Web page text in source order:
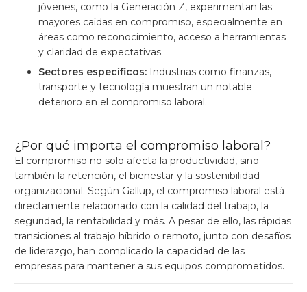
jóvenes, como la Generación Z, experimentan las
mayores caídas en compromiso, especialmente en
áreas como reconocimiento, acceso a herramientas
y claridad de expectativas.
Sectores específicos: Industrias como finanzas,
transporte y tecnología muestran un notable
deterioro en el compromiso laboral.
¿Por qué importa el compromiso laboral?
El compromiso no solo afecta la productividad, sino
también la retención, el bienestar y la sostenibilidad
organizacional. Según Gallup, el compromiso laboral está
directamente relacionado con la calidad del trabajo, la
seguridad, la rentabilidad y más. A pesar de ello, las rápidas
transiciones al trabajo híbrido o remoto, junto con desafíos
de liderazgo, han complicado la capacidad de las
empresas para mantener a sus equipos comprometidos.